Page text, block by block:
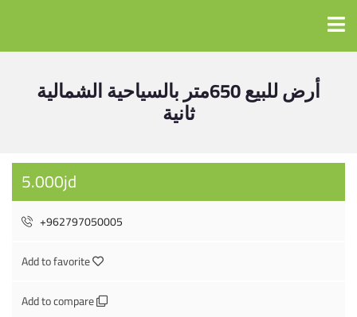
أرض للبيع 650متر بالسياحية الشمالية
ثانية
5.000jd
+962797050005
Add to favorite
Add to compare